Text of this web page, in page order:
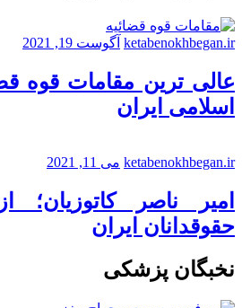
ketabenokhbegan.ir آگوست 19, 2021
عالی ترین مقامات قوه
اسلامی ایران
ketabenokhbegan.ir می 11, 2021
امیر ناصر کاتوزیان؛
حقوقدانان ایران
نخبگان پزشکی